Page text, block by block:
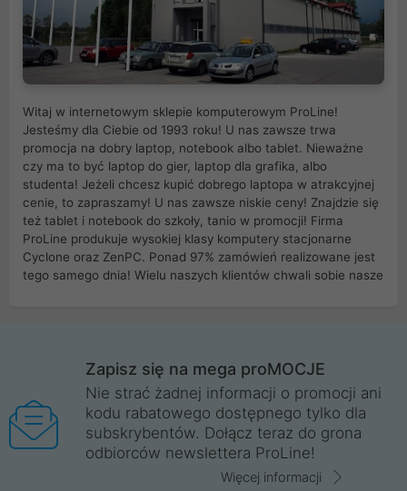
Witaj w internetowym sklepie komputerowym ProLine!
Jesteśmy dla Ciebie od 1993 roku! U nas zawsze trwa
promocja na dobry laptop, notebook albo tablet. Nieważne
czy ma to być laptop do gier, laptop dla grafika, albo
studenta! Jeżeli chcesz kupić dobrego laptopa w atrakcyjnej
cenie, to zapraszamy! U nas zawsze niskie ceny! Znajdzie się
też tablet i notebook do szkoły, tanio w promocji! Firma
ProLine produkuje wysokiej klasy komputery stacjonarne
Cyclone oraz ZenPC. Ponad 97% zamówień realizowane jest
tego samego dnia! Wielu naszych klientów chwali sobie nasze
Wrocław, Poznań, Legnica, Katowice, Gliwice, Kalisz, Bytom,
Trzebnica, Opole. Szybka i profesjonalna obsługa!
ProLine to polska firma ze 100% polskim kapitałem. Działamy
legalnie i płacimy podatki w naszym kraju! Posiadamy siedzibę
główną w Mirkowie oraz salony na terenie kraju. Cała
komunikacja ze sklepem komputerowym ProLine jest
Zapisz się na mega proMOCJE
Nie strać żadnej informacji o promocji ani
kodu rabatowego dostępnego tylko dla
subskrybentów. Dołącz teraz do grona
odbiorców newslettera ProLine!
Więcej informacji